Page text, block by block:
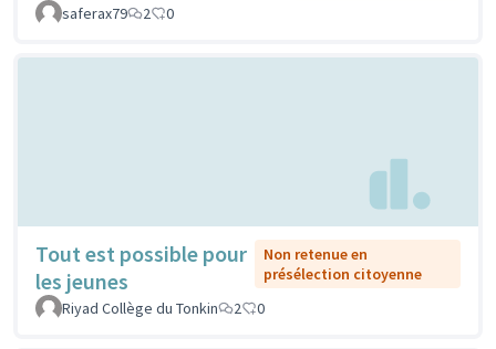
saferax79
2 0
Tout est possible pour
les jeunes
Non retenue en
présélection citoyenne
Riyad Collège du Tonkin
2 0